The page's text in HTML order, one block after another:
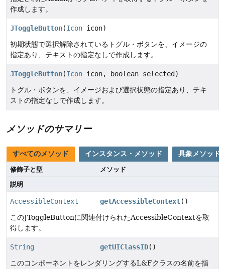
作成します。
JToggleButton(Icon icon)
初期状態で選択解除されているトグル・ボタンを、イメージの
指定あり、テキストの指定なしで作成します。
JToggleButton(Icon icon, boolean selected)
トグル・ボタンを、イメージおよび選択状態の指定あり、テキ
ストの指定なしで作成します。
メソッドのサマリー
すべてのメソッド インスタンス・メソッド 具象メソッド
修飾子と型
メソッド
説明
AccessibleContext getAccessibleContext()
このJToggleButtonに関連付けられたAccessibleContextを取
得します。
String getUIClassID()
このコンポーネントをレンダリングするL&Fクラスの名前を指